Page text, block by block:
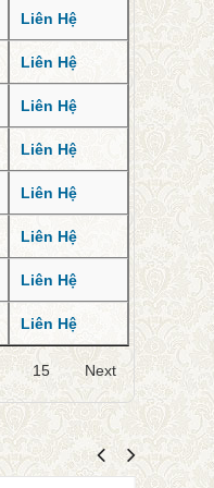
Liên Hệ
Liên Hệ
Liên Hệ
Liên Hệ
Liên Hệ
Liên Hệ
Liên Hệ
Liên Hệ
15 Next